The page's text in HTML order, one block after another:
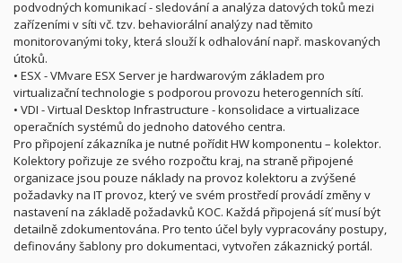
podvodných komunikací - sledování a analýza datových toků mezi
zařízeními v síti vč. tzv. behaviorální analýzy nad těmito
monitorovanými toky, která slouží k odhalování např. maskovaných
útoků.
• ESX - VMvare ESX Server je hardwarovým základem pro
virtualizační technologie s podporou provozu heterogenních sítí.
• VDI - Virtual Desktop Infrastructure - konsolidace a virtualizace
operačních systémů do jednoho datového centra.
Pro připojení zákazníka je nutné pořídit HW komponentu – kolektor.
Kolektory pořizuje ze svého rozpočtu kraj, na straně připojené
organizace jsou pouze náklady na provoz kolektoru a zvýšené
požadavky na IT provoz, který ve svém prostředí provádí změny v
nastavení na základě požadavků KOC. Každá připojená síť musí být
detailně zdokumentována. Pro tento účel byly vypracovány postupy,
definovány šablony pro dokumentaci, vytvořen zákaznický portál.